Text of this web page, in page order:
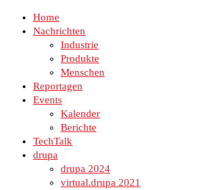
Home
Nachrichten
Industrie
Produkte
Menschen
Reportagen
Events
Kalender
Berichte
TechTalk
drupa
drupa 2024
virtual.drupa 2021